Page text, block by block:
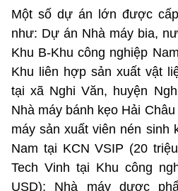
Một số dự án lớn được
như: Dự án Nhà máy bia,
Khu B-Khu công nghiệp
Khu liên hợp sản xuất vật
tại xã Nghi Văn, huyện
Nhà máy bánh kẹo Hải
máy sản xuất viên nén sinh
Nam tại KCN VSIP (20
Tech Vinh tại Khu công
USD); Nhà máy dược